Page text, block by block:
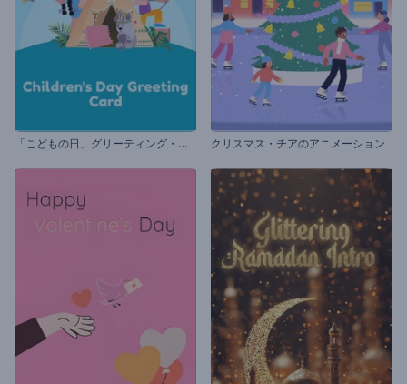
「
こどもの日」グリーティング・カード クリスマス・チアのアニメーション